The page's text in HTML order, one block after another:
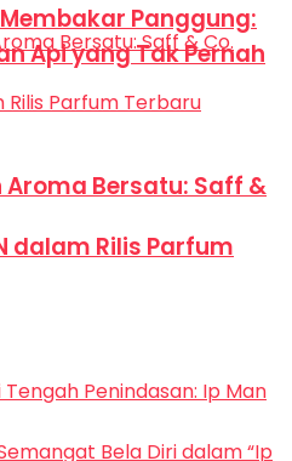
Aroma Bersatu: Saff &
dalam Rilis Parfum
Panggung:
Api yang Tak Pernah